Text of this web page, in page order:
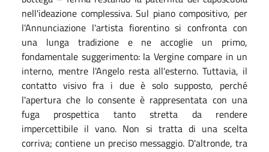
nell'ideazione complessiva. Sul piano compositivo, per
l'Annunciazione l'artista fiorentino si confronta con
una lunga tradizione e ne accoglie un primo,
fondamentale suggerimento: la Vergine compare in un
interno, mentre l'Angelo resta all'esterno. Tuttavia, il
contatto visivo fra i due è solo supposto, perché
l'apertura che lo consente è rappresentata con una
fuga prospettica tanto stretta da rendere
impercettibile il vano. Non si tratta di una scelta
corriva; contiene un preciso messaggio. D'altronde, tra